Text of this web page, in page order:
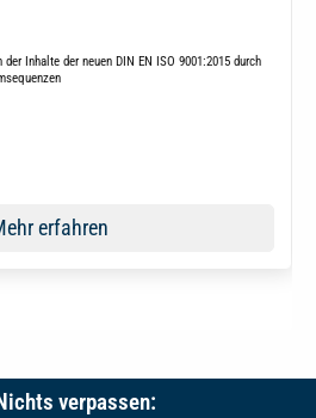
Inhalte der neuen DIN EN ISO 9001:2015 durch
erfahren
verpassen: